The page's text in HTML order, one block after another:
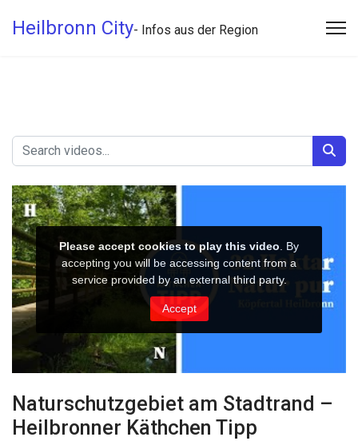
Heilbronn City- Infos aus der Region
Naturschutzgebiet am Stadtrand –
Heilbronner Käthchen Tipp